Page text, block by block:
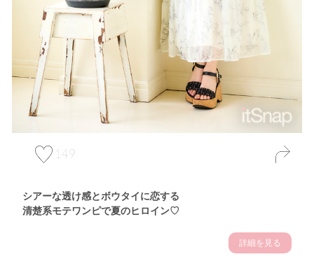
149
シアーな透け感とボウタイに恋する
清楚系モテワンピで夏のヒロイン♡
詳細を見る